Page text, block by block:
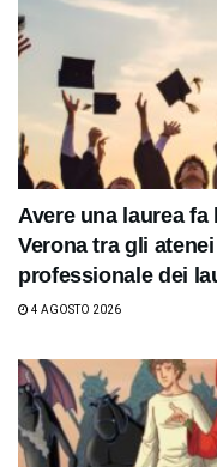
Avere una laurea fa
Verona tra gli
professionale dei
4 AGOSTO 2026